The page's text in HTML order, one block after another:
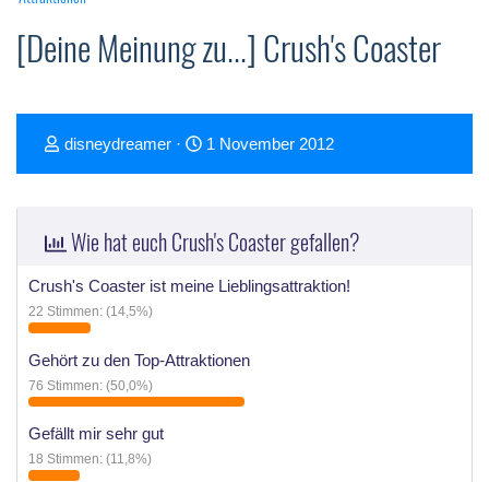
[Deine Meinung zu...] Crush's Coaster
T
h
e
n
s
t
a
r
e
r
disneydreamer
D
a
m
S
r
1 November 2012
Wie hat euch Crush's Coaster gefallen?
Crush's Coaster ist meine Lieblingsattraktion!
22 Stimmen: (14,5%)
Gehört zu den Top-Attraktionen
76 Stimmen: (50,0%)
Gefällt mir sehr gut
18 Stimmen: (11,8%)